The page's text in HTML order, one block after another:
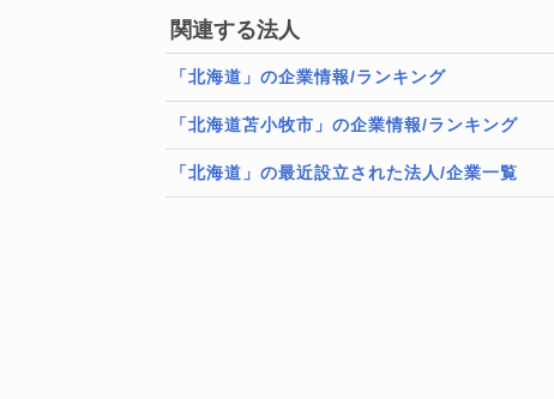
関連する法人
「北海道」の企業情報/ランキング
「北海道苫小牧市」の企業情報/ランキング
「北海道」の最近設立された法人/企業一覧